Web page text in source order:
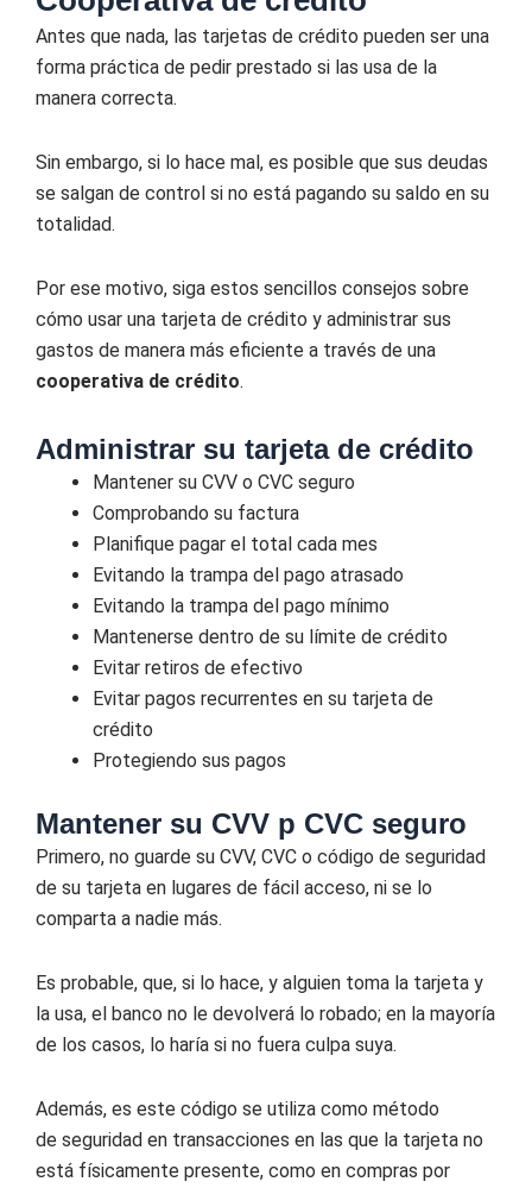
Antes que nada, las tarjetas de crédito pueden ser una
forma práctica de pedir prestado si las usa de la
manera correcta.
Sin embargo, si lo hace mal, es posible que sus deudas
se salgan de control si no está pagando su saldo en su
totalidad.
Por ese motivo, siga estos sencillos consejos sobre
cómo usar una tarjeta de crédito y administrar sus
gastos de manera más eficiente a través de una
cooperativa de crédito.
Administrar su tarjeta de crédito
Mantener su CVV o CVC seguro
Comprobando su factura
Planifique pagar el total cada mes
Evitando la trampa del pago atrasado
Evitando la trampa del pago mínimo
Mantenerse dentro de su límite de crédito
Evitar retiros de efectivo
Evitar pagos recurrentes en su tarjeta de
crédito
Protegiendo sus pagos
Mantener su CVV p CVC seguro
Primero, no guarde su CVV, CVC o código de seguridad
de su tarjeta en lugares de fácil acceso, ni se lo
comparta a nadie más.
Es probable, que, si lo hace, y alguien toma la tarjeta y
la usa, el banco no le devolverá lo robado; en la mayoría
de los casos, lo haría si no fuera culpa suya.
Además, es este código se utiliza como método
de seguridad en transacciones en las que la tarjeta no
está físicamente presente, como en compras por